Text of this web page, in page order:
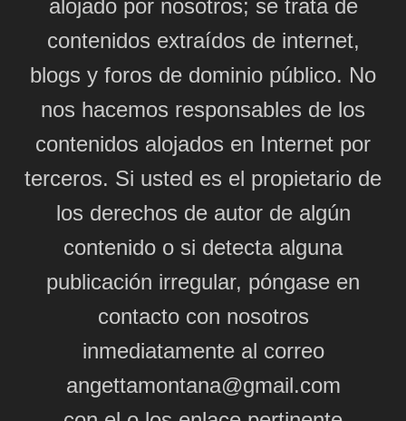
alojado por nosotros; se trata de
contenidos extraídos de internet,
blogs y foros de dominio público. No
nos hacemos responsables de los
contenidos alojados en Internet por
terceros. Si usted es el propietario de
los derechos de autor de algún
contenido o si detecta alguna
publicación irregular, póngase en
contacto con nosotros
inmediatamente al correo
angettamontana@gmail.com